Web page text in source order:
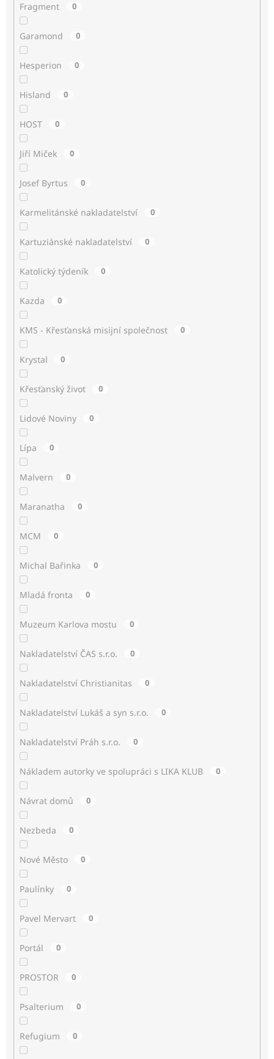
Fragment 0
Garamond 0
Hesperion 0
Hisland 0
HOST 0
Jiří Miček 0
Josef Byrtus 0
Karmelitánské nakladatelství 0
Kartuziánské nakladatelství 0
Katolický týdeník 0
Kazda 0
KMS - Křesťanská misijní společnost 0
Krystal 0
Křesťanský život 0
Lidové Noviny 0
Lípa 0
Malvern 0
Maranatha 0
MCM 0
Michal Bařinka 0
Mladá fronta 0
Muzeum Karlova mostu 0
Nakladatelství ČAS s.r.o. 0
Nakladatelství Christianitas 0
Nakladatelství Lukáš a syn s.r.o. 0
Nakladatelství Práh s.r.o. 0
Nákladem autorky ve spolupráci s LIKA KLUB 0
Návrat domů 0
Nezbeda 0
Nové Město 0
Paulínky 0
Pavel Mervart 0
Portál 0
PROSTOR 0
Psalterium 0
Refugium 0